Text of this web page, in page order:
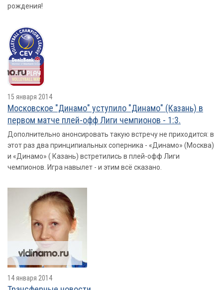
рождения!
15 января 2014
Московское "Динамо" уступило "Динамо" (Казань) в
первом матче плей-офф Лиги чемпионов - 1:3.
Дополнительно анонсировать такую встречу не приходится: в
этот раз два принципиальных соперника - «Динамо» (Москва)
и «Динамо» ( Казань) встретились в плей-офф Лиги
чемпионов. Игра навылет - и этим всё сказано.
14 января 2014